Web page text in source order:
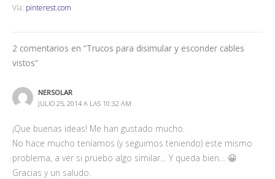
Vía: pinterest.com
2 comentarios en “Trucos para disimular y esconder cables
vistos”
NERSOLAR
JULIO 25, 2014 A LAS 10:32 AM
¡Que buenas ideas! Me han gustado mucho.
No hace mucho teníamos (y seguimos teniendo) este mismo
problema, a ver si pruebo algo similar… Y queda bien… 😀
Gracias y un saludo.